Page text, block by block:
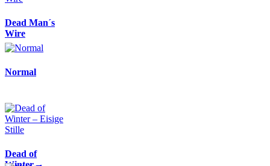
Dead Man´s
Wire
Normal
Dead of